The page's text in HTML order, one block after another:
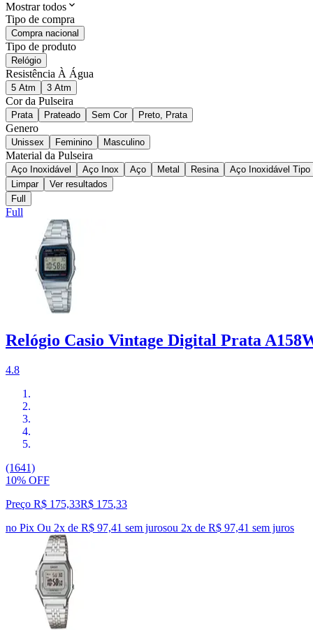
Mostrar todos
Tipo de compra
Compra nacional
Tipo de produto
Relógio
Resistência À Água
5 Atm 3 Atm
Cor da Pulseira
Prata Prateado Sem Cor Preto, Prata
Genero
Unissex Feminino Masculino
Material da Pulseira
Aço Inoxidável Aço Inox Aço Metal Resina Aço Inoxidável Tipo
Limpar
Ver resultados
Full
Full
Relógio Casio Vintage Digital Prata
4.8
(1641)
10% OFF
Preço R$ 175,33R$ 175,33
no Pix Ou 2x de R$ 97,41 sem jurosou 2x de R$ 97,41 sem juros